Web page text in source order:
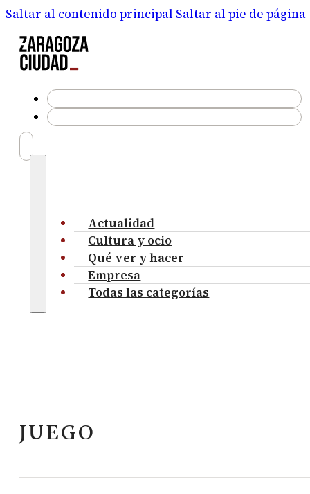
Saltar al contenido principal Saltar al pie de página
Actualidad
Cultura y ocio
Qué ver y hacer
Empresa
Todas las categorías
JUEGO